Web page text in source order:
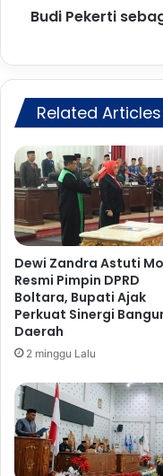
a
a
r
O
t
o
n
o
m
i
D
a
e
r
h
k
e
2
a
g
a
i
N
a
p
a
s
P
e
n
d
i
i
k
a
n
d
Budi Pekerti
Related Articles
Dewi Zandra Astuti
Resmi Pimpin DPRD
Boltara, Bupati Ajak
Perkuat Sinergi
Daerah
2 minggu Lalu